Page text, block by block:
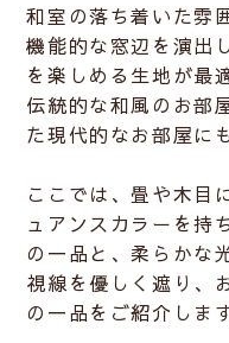
和室の落ち着いた雰
機能的な窓辺を演出
を楽しめる生地が最
伝統的な和風のお部
た現代的なお部屋に
ここでは、畳や木目
ュアンスカラーを持
の一品と、柔らかな
視線を優しく遮り、
の一品をご紹介します